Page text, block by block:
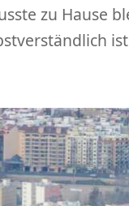
zu Hause